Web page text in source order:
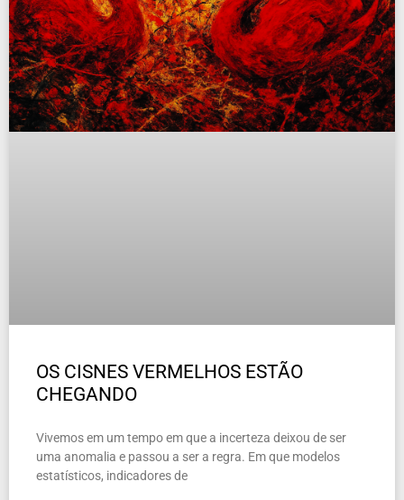
OS CISNES VERMELHOS ESTÃO
CHEGANDO
Vivemos em um tempo em que a incerteza deixou de ser
uma anomalia e passou a ser a regra. Em que modelos
estatísticos, indicadores de